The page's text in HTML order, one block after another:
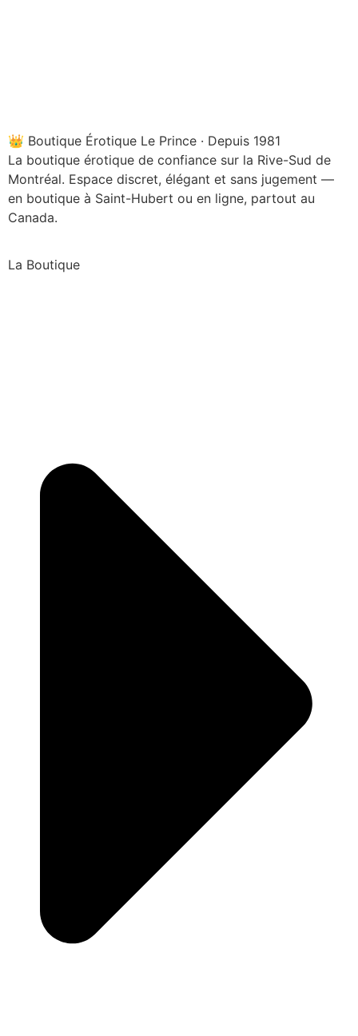
👑 Boutique Érotique Le Prince · Depuis 1981
La boutique érotique de confiance sur la Rive-Sud de
Montréal. Espace discret, élégant et sans jugement —
en boutique à Saint-Hubert ou en ligne, partout au
Canada.
La Boutique